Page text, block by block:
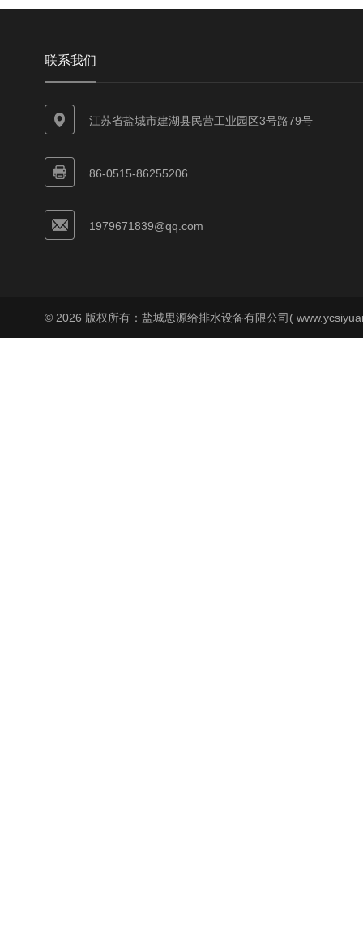
联系我们
江苏省盐城市建湖县民营工业园区3号路79号
86-0515-86255206
1979671839@qq.com
© 2026 版权所有：盐城思源给排水设备有限公司(